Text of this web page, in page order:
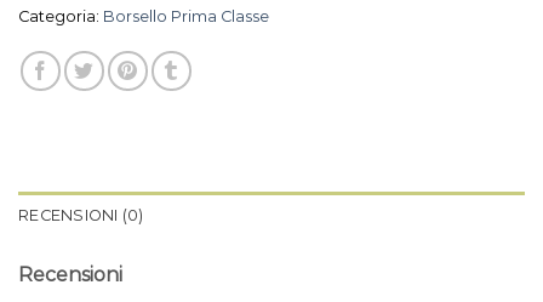
Categoria: Borsello Prima Classe
RECENSIONI (0)
Recensioni